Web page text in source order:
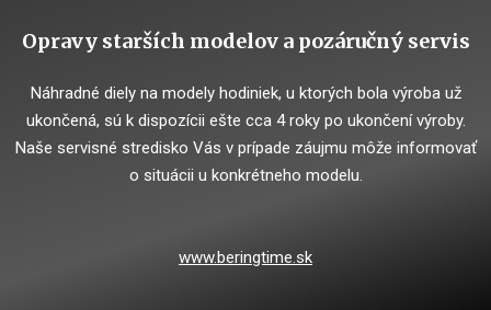
Opravy starších modelov a pozáručný servis
Náhradné diely na modely hodiniek, u ktorých bola výroba už
ukončená, sú k dispozícii ešte cca 4 roky po ukončení výroby.
Naše servisné stredisko Vás v prípade záujmu môže informovať
o situácii u konkrétneho modelu.
www.beringtime.sk